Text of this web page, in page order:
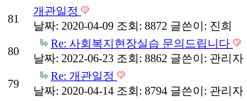
81
개관일정
날짜: 2020-04-09 조회: 8872 글쓴이: 진희
80
Re: 사회복지현장실습 문의드립니다
날짜: 2022-06-23 조회: 8862 글쓴이: 관리자
79
Re: 개관일정
날짜: 2020-04-14 조회: 8794 글쓴이: 관리자